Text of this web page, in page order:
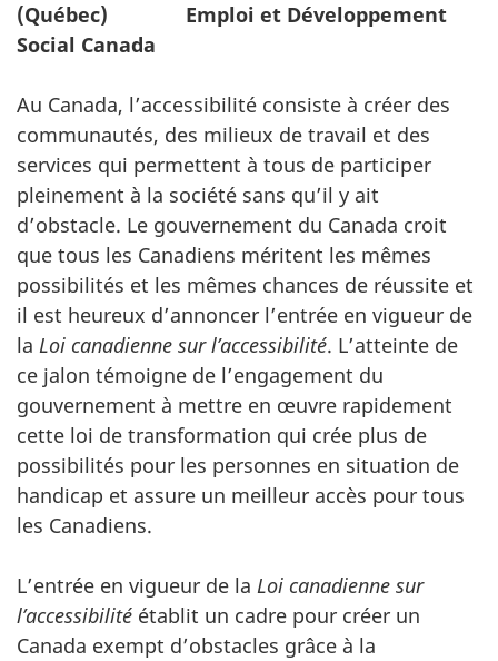
(Québec) Emploi et Développement
Social Canada
Au Canada, l’accessibilité consiste à créer des
communautés, des milieux de travail et des
services qui permettent à tous de participer
pleinement à la société sans qu’il y ait
d’obstacle. Le gouvernement du Canada croit
que tous les Canadiens méritent les mêmes
possibilités et les mêmes chances de réussite et
il est heureux d’annoncer l’entrée en vigueur de
la Loi canadienne sur l’accessibilité. L’atteinte de
ce jalon témoigne de l’engagement du
gouvernement à mettre en œuvre rapidement
cette loi de transformation qui crée plus de
possibilités pour les personnes en situation de
handicap et assure un meilleur accès pour tous
les Canadiens.
L’entrée en vigueur de la Loi canadienne sur
l’accessibilité établit un cadre pour créer un
Canada exempt d’obstacles grâce à la